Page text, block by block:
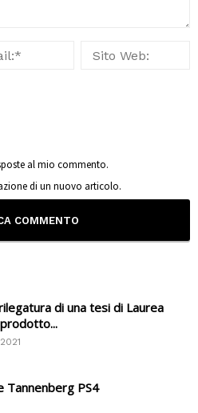
al mio commento.
di un nuovo articolo.
di una tesi di Laurea
Tannenberg PS4